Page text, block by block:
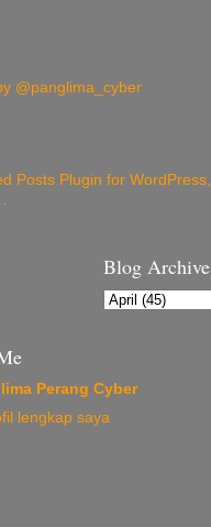
@panglima_cyber
Blog Archive
Perang Cyber
lengkap saya